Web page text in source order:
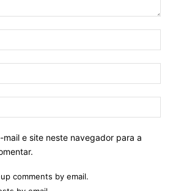
mail e site neste navegador para a
comments by email.